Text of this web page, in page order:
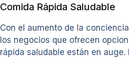
Comida Rápida Saludable
Con el aumento de la
los negocios que ofrecen
rápida saludable están en auge.